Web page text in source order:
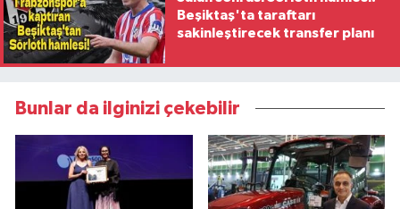
Beşiktaş'ta taraftarı
sakinleştirecek transfer planı
Bunlar da ilginizi çekebilir